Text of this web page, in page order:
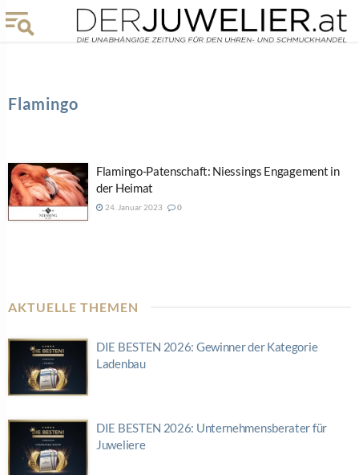
Flamingo
Flamingo-Patenschaft: Niessings Engagement in
der Heimat
24. Januar 2023 0
AKTUELLE THEMEN
DIE BESTEN 2026: Gewinner der Kategorie
Ladenbau
DIE BESTEN 2026: Unternehmensberater für
Juweliere